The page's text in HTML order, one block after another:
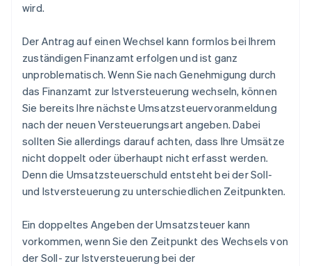
wird.
Der Antrag auf einen Wechsel kann formlos bei Ihrem
zuständigen Finanzamt erfolgen und ist ganz
unproblematisch. Wenn Sie nach Genehmigung durch
das Finanzamt zur Istversteuerung wechseln, können
Sie bereits Ihre nächste Umsatzsteuervoranmeldung
nach der neuen Versteuerungsart angeben. Dabei
sollten Sie allerdings darauf achten, dass Ihre Umsätze
nicht doppelt oder überhaupt nicht erfasst werden.
Denn die Umsatzsteuerschuld entsteht bei der Soll-
und Istversteuerung zu unterschiedlichen Zeitpunkten.
Ein doppeltes Angeben der Umsatzsteuer kann
vorkommen, wenn Sie den Zeitpunkt des Wechsels von
der Soll- zur Istversteuerung bei der